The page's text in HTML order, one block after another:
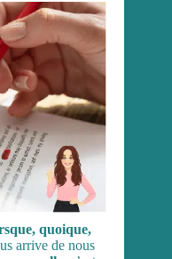
quoique,
arrive de nous